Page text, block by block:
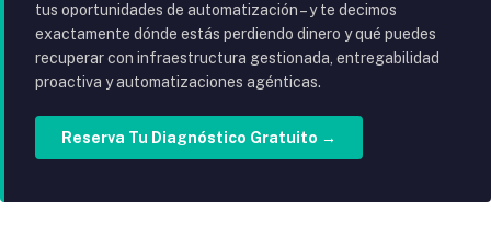
tus oportunidades de automatización – y te decimos
exactamente dónde estás perdiendo dinero y qué puedes
recuperar con infraestructura gestionada, entregabilidad
proactiva y automatizaciones agénticas.
Reserva Tu Diagnóstico Gratuito →